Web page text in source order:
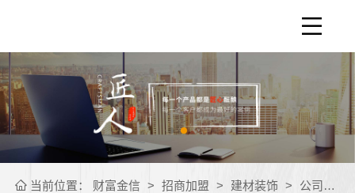
当前位置： 财富金信 > 招商加盟 > 建材装饰 > 公司产品